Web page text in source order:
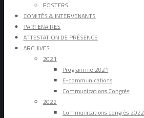
POSTERS
COMITÉS & INTERVENANTS
PARTENAIRES
ATTESTATION DE PRÉSENCE
ARCHIVES
2021
Programme 2021
E-communications
Communications Congrès
2022
Communications congrès 2022